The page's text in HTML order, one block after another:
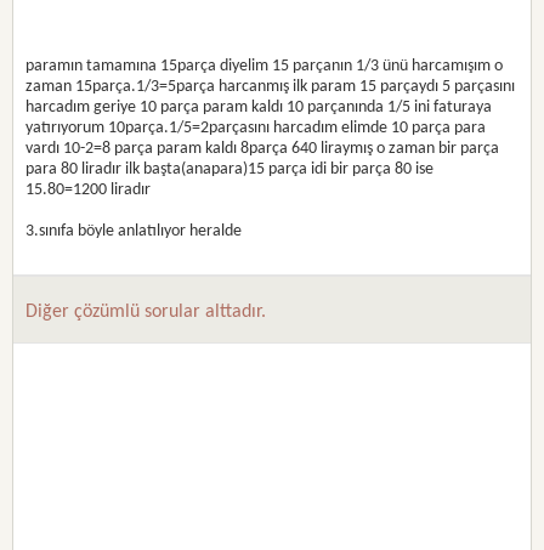
paramın tamamına 15parça diyelim 15 parçanın 1/3 ünü harcamışım o
zaman 15parça.1/3=5parça harcanmış ilk param 15 parçaydı 5 parçasını
harcadım geriye 10 parça param kaldı 10 parçanında 1/5 ini faturaya
yatırıyorum 10parça.1/5=2parçasını harcadım elimde 10 parça para
vardı 10-2=8 parça param kaldı 8parça 640 liraymış o zaman bir parça
para 80 liradır ilk başta(anapara)15 parça idi bir parça 80 ise
15.80=1200 liradır
3.sınıfa böyle anlatılıyor heralde
Diğer çözümlü sorular alttadır.